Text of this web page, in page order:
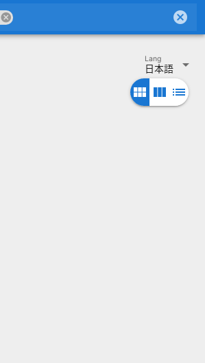
cancel cancel
日本語
Lang arrow_drop_down
view_module view_column list